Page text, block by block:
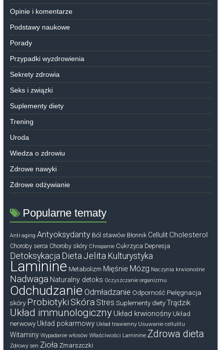
Opinie i komentarze
Podstawy naukowe
Porady
Przypadki wyzdrowienia
Sekrety zdrowia
Seks i związki
Suplementy diety
Trening
Uroda
Wiedza o zdrowiu
Zdrowe nawyki
Zdrowe odżywianie
Popularne tematy
Anti-aging Antyoksydanty Ból stawów Błonnik Cellulit Cholesterol
Choroby serca Choroby skóry Chrapanie Cukrzyca Depresja
Detoksykacja Dieta Jelita Kulturystyka
Laminine Metabolizm Mięśnie Mózg Naczynia krwionośne
Nadwaga Naturalny detoks Oczyszczanie organizmu
Odchudzanie Odmładzanie Odporność Pielęgnacja
skóry Probiotyki Skóra Stres Suplementy diety Trądzik
Układ immunologiczny Układ krwionośny Układ
nerwowy Układ pokarmowy Układ trawienny Usuwanie cellulitu
Witaminy Wypadanie włosów Właściwości Laminine Zdrowa dieta
Zdrowy sen Zioła Zmarszczki